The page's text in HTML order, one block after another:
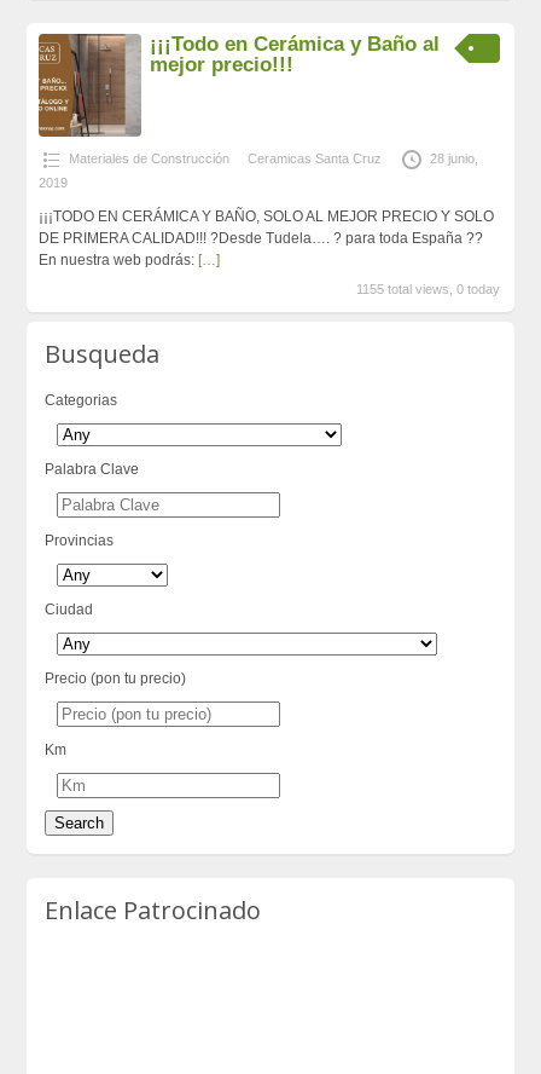
¡¡¡Todo en Cerámica y Baño al
mejor precio!!!
Materiales de Construcción Ceramicas Santa Cruz
28 junio,
2019
¡¡¡TODO EN CERÁMICA Y BAÑO, SOLO AL MEJOR PRECIO Y SOLO
DE PRIMERA CALIDAD!!! ?Desde Tudela…. ? para toda España ??
En nuestra web podrás: […]
1155 total views, 0 today
Busqueda
Categorias
Palabra Clave
Provincias
Ciudad
Precio (pon tu precio)
Km
Enlace Patrocinado